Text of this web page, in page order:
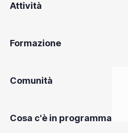
Attività
Formazione
Comunità
Cosa c'è in programma